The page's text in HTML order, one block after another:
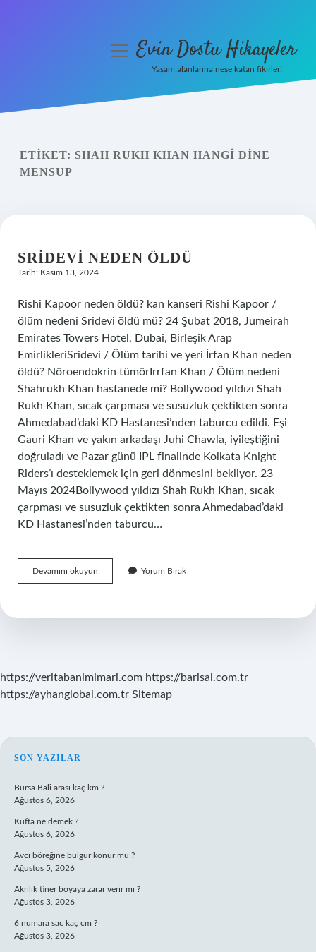
Yasal Uyarı
menüyüEvin Dostu Hikayeler
Yaşam alanlarına neşe katan fikirler!
ETIKET: SHAH RUKH KHAN HANGI DINE
MENSUP
SRIDEVI NEDEN ÖLDÜ
Tarih: Kasım 13, 2024
Rishi Kapoor neden öldü? kan kanseri Rishi Kapoor /
ölüm nedeni Sridevi öldü mü? 24 Şubat 2018, Jumeirah
Emirates Towers Hotel, Dubai, Birleşik Arap
EmirlikleriSridevi / Ölüm tarihi ve yeri İrfan Khan neden
öldü? Nöroendokrin tümörIrrfan Khan / Ölüm nedeni
Shahrukh Khan hastanede mi? Bollywood yıldızı Shah
Rukh Khan, sıcak çarpması ve susuzluk çektikten sonra
Ahmedabad’daki KD Hastanesi’nden taburcu edildi. Eşi
Gauri Khan ve yakın arkadaşı Juhi Chawla, iyileştiğini
doğruladı ve Pazar günü IPL finalinde Kolkata Knight
Riders’ı desteklemek için geri dönmesini bekliyor. 23
Mayıs 2024Bollywood yıldızı Shah Rukh Khan, sıcak
çarpması ve susuzluk çektikten sonra Ahmedabad’daki
KD Hastanesi’nden taburcu…
Devamını okuyun
Neden
Yorum Bırak
https://veritabanimimari.com https://barisal.com.tr
https://ayhanglobal.com.tr Sitemap
SIDEBAR
SON YAZILAR
Bursa Bali arası kaç km ?
Ağustos 6, 2026
Kufta ne demek ?
Ağustos 6, 2026
Avcı böreğine bulgur konur mu ?
Ağustos 5, 2026
Akrilik tiner boyaya zarar verir mi ?
Ağustos 3, 2026
6 numara sac kaç cm ?
Ağustos 3, 2026